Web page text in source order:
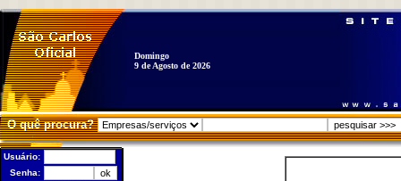
Domingo
9 de Agosto de 2026
O quê procura?
Usuário:
Senha: